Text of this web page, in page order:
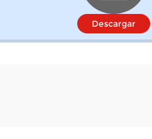
Descargar